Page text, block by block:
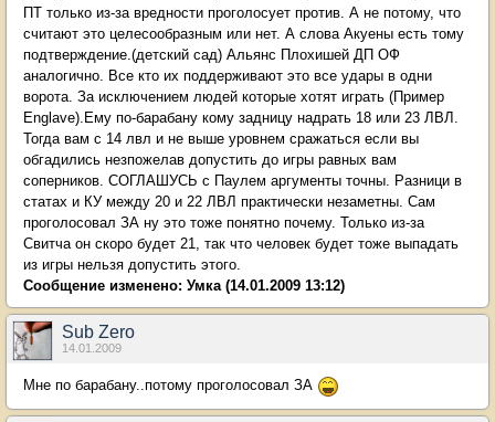
ПТ только из-за вредности проголосует против. А не потому, что
считают это целесообразным или нет. А слова Акуены есть тому
подтверждение.(детский сад) Альянс Плохишей ДП ОФ
аналогично. Все кто их поддерживают это все удары в одни
ворота. За исключением людей которые хотят играть (Пример
Englave).Ему по-барабану кому задницу надрать 18 или 23 ЛВЛ.
Тогда вам с 14 лвл и не выше уровнем сражаться если вы
обгадились незпожелав допустить до игры равных вам
соперников. СОГЛАШУСЬ с Паулем аргументы точны. Разници в
статах и КУ между 20 и 22 ЛВЛ практически незаметны. Сам
проголосовал ЗА ну это тоже понятно почему. Только из-за
Свитча он скоро будет 21, так что человек будет тоже выпадать
из игры нельзя допустить этого.
Сообщение изменено: Умка(14.01.2009 13:12)
Sub Zero
14.01.2009
Мне по барабану..потому проголосовал ЗА